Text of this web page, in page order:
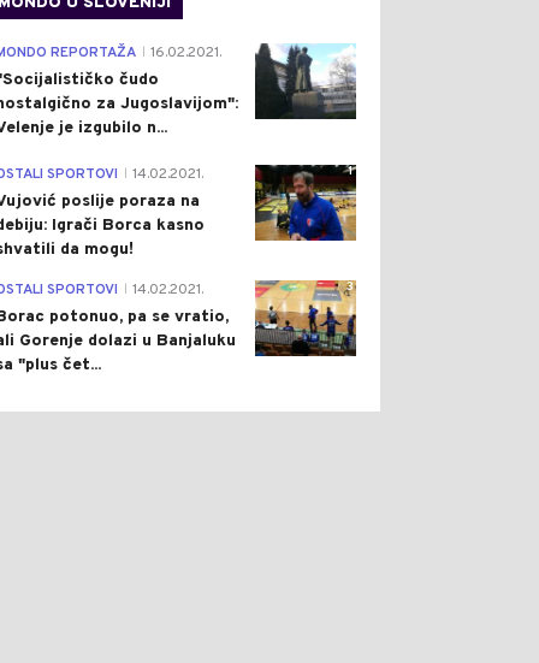
| Pre 1 h CRNA HRONIKA | Pre 2 h
4
REPORTAŽA 16.02.2021.
čudo
za Jugoslavijom":
je izgubilo n...
1
SPORTOVI 14.02.2021.
poslije poraza na
Igrači Borca kasno
da mogu!
3
SPORTOVI 14.02.2021.
potonuo, pa se vratio,
Gorenje dolazi u Banjaluku
"plus čet...